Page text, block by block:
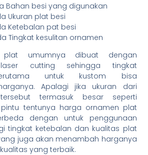
Bahan besi yang digunakan
Ukuran plat besi
Ketebalan pat besi
Tingkat kesulitan ornamen
plat umumnya dibuat dengan
laser cutting sehingga tingkat
untuk kustom bisa
Apalagi jika ukuran dari
termasuk besar seperti
tentunya harga ornamen plat
dengan untuk penggunaan
tingkat ketebalan dan kualitas plat
juga akan menambah harganya
yang terbaik.